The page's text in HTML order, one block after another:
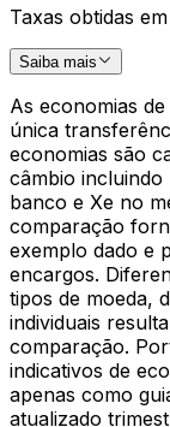
Taxas obtidas
Saiba mais
As economias
única
economias são
câmbio
banco e Xe no
comparação
exemplo dado e
encargos.
tipos de moeda,
individuais
comparação.
indicativos de
apenas como
atualizado